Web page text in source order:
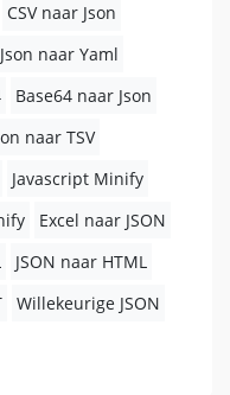
CSV naar Json
Json naar Yaml
Base64 naar Json
naar TSV
Javascript Minify
Excel naar JSON
JSON naar HTML
Willekeurige JSON